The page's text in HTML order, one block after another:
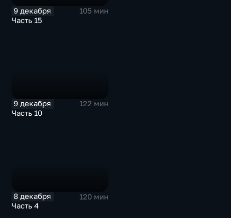
9 декабря
105 мин
Часть 15
9 декабря
122 мин
Часть 10
8 декабря
120 мин
Часть 4